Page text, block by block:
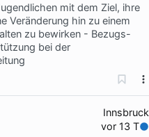
mit dem Ziel, ihre
Veränderung hin zu einem
zu bewirken - Bezugs-
bei der
Innsbruck
vor 13 T